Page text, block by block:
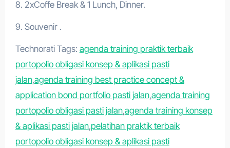
8. 2xCoffe Break & 1 Lunch, Dinner.
9. Souvenir .
Technorati Tags: agenda training praktik terbaik
portopolio obligasi konsep & aplikasi pasti
jalan,agenda training best practice concept &
application bond portfolio pasti jalan,agenda training
portopolio obligasi pasti jalan,agenda training konsep
& aplikasi pasti jalan,pelatihan praktik terbaik
portopolio obligasi konsep & aplikasi pasti